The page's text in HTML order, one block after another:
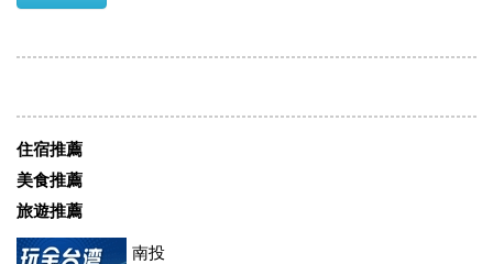
住宿推薦
美食推薦
旅遊推薦
南投